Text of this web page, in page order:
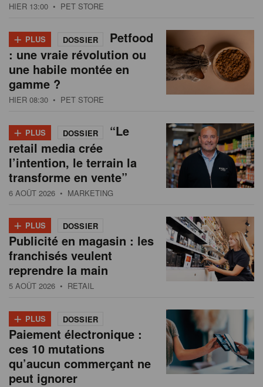
HIER 13:00 • PET STORE
+ PLUS DOSSIER
Petfood
: une vraie révolution ou
une habile montée en
gamme ?
HIER 08:30 • PET STORE
+ PLUS DOSSIER
“Le
retail media crée
l’intention, le terrain la
transforme en vente”
6 AOÛT 2026 • MARKETING
+ PLUS DOSSIER
Publicité en magasin : les
franchisés veulent
reprendre la main
5 AOÛT 2026 • RETAIL
+ PLUS DOSSIER
Paiement électronique :
ces 10 mutations
qu’aucun commerçant ne
peut ignorer